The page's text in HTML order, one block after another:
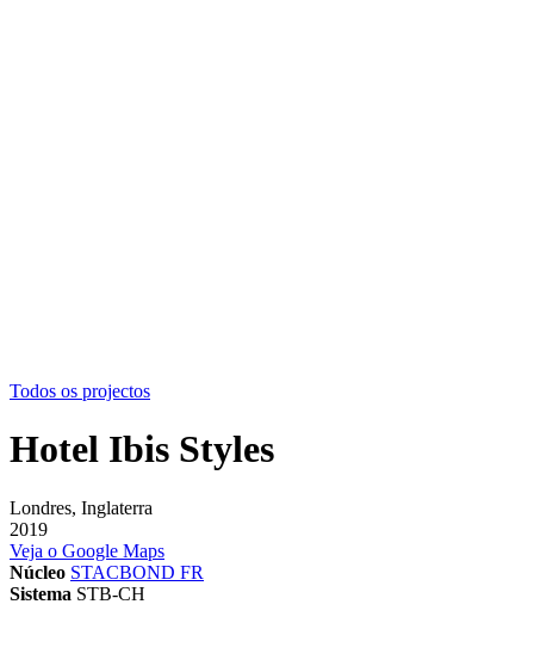
Todos os projectos
Hotel Ibis Styles
Londres, Inglaterra
2019
Veja o Google Maps
Núcleo STACBOND FR
Sistema STB-CH